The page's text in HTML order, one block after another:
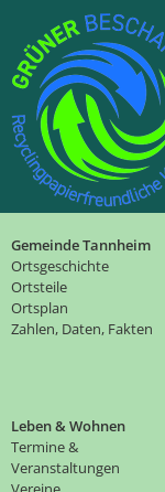
Gemeinde Tannheim
Ortsgeschichte
Ortsteile
Ortsplan
Zahlen, Daten, Fakten
Leben & Wohnen
Termine &
Veranstaltungen